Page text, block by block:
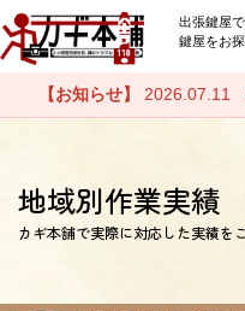
出張鍵屋
鍵屋をお
【お知らせ】 2026.07.11
地域別作業実績
カギ本舗で実際に対応した実績を